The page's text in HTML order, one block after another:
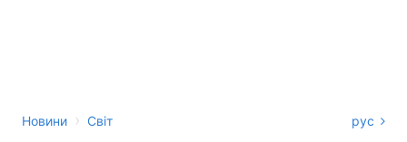
Новини › Світ рус